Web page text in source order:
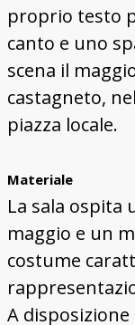
proprio testo
canto e uno
scena il
castagneto,
piazza locale.
Materiale
La sala ospita
maggio e un
costume
A